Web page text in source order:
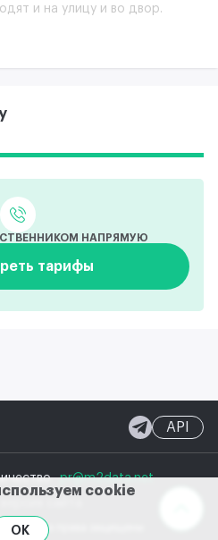
и на улицу и во двор.
центральное.
НАПРЯМУЮ
тарифы
pr@m2data.net
API
Inc. Все права защищены
cookie
OK